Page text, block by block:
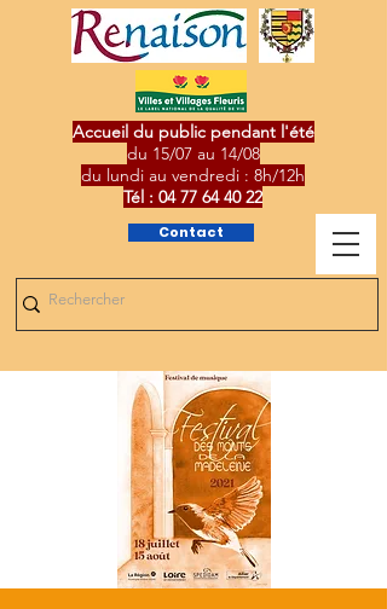
Contact
Accueil du public pendant l'été
du 15/07 au 14/08
du lundi au vendredi : 8h/12h
Tél : 04 77 64 40 22